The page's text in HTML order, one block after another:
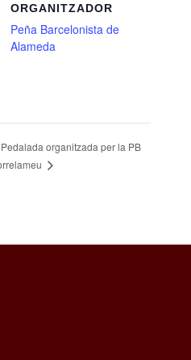
ORGANITZADOR
Peña Barcelonista de
Alameda
Pedalada organitzada per la PB